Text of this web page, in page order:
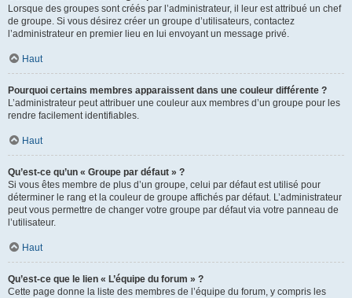
Lorsque des groupes sont créés par l’administrateur, il leur est attribué un chef
de groupe. Si vous désirez créer un groupe d’utilisateurs, contactez
l’administrateur en premier lieu en lui envoyant un message privé.
Haut
Pourquoi certains membres apparaissent dans une couleur différente ?
L’administrateur peut attribuer une couleur aux membres d’un groupe pour les
rendre facilement identifiables.
Haut
Qu’est-ce qu’un « Groupe par défaut » ?
Si vous êtes membre de plus d’un groupe, celui par défaut est utilisé pour
déterminer le rang et la couleur de groupe affichés par défaut. L’administrateur
peut vous permettre de changer votre groupe par défaut via votre panneau de
l’utilisateur.
Haut
Qu’est-ce que le lien « L’équipe du forum » ?
Cette page donne la liste des membres de l’équipe du forum, y compris les